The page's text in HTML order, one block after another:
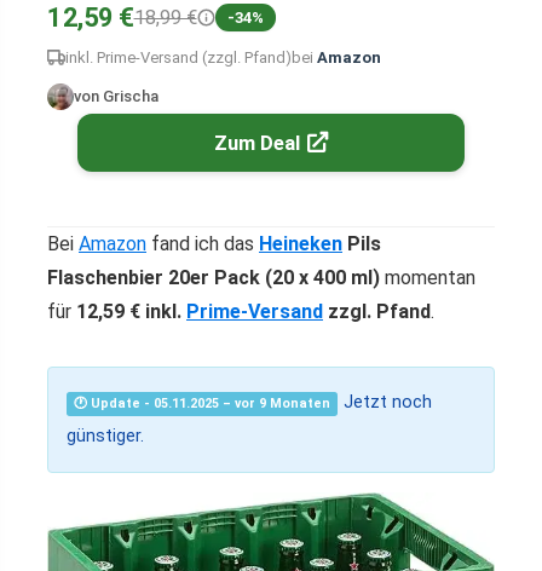
12,59 €18,99 € -34%
inkl. Prime-Versand (zzgl. Pfand) bei Amazon
von Grischa
Zum Deal
Bei Amazon fand ich das Heineken Pils
Flaschenbier 20er Pack (20 x 400 ml) momentan
für 12,59 € inkl. Prime-Versand zzgl. Pfand.
🕐 Update - 05.11.2025 – vor 9 Monaten
Jetzt noch
günstiger.